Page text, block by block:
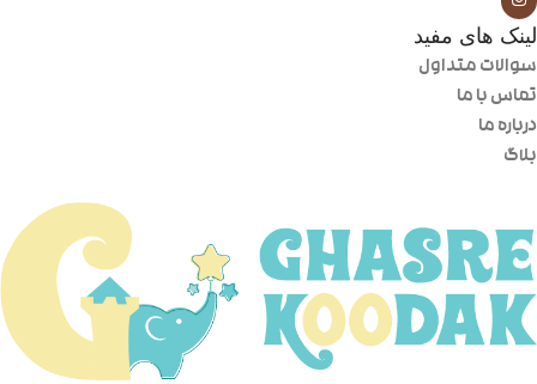
لینک های مفید
سوالات متداول
تماس با ما
درباره ما
بلاگ